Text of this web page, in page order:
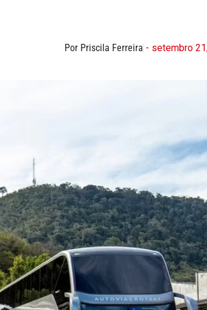
Por Priscila Ferreira - setembro